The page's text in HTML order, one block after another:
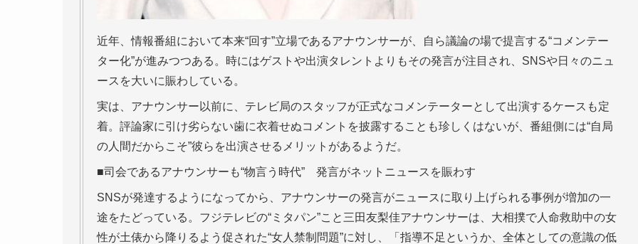
近年、情報番組において本来“回す”立場であるアナウンサーが、自ら議論の場で提言する“コメンテー
ター化”が進みつつある。時にはゲストや出演タレントよりもその発言が注目され、SNSや日々のニュ
ースを大いに賑わしている。
実は、アナウンサー以前に、テレビ局のスタッフが正式なコメンテーターとして出演するケースも定
着。評論家に引け劣らない歯に衣着せぬコメントを披露することも珍しくはないが、番組側には“自局
の人間だからこそ”彼らを出演させるメリットがあるようだ。
■司会であるアナウンサーも“物言う時代” 発言がネットニュースを賑わす
SNSが発達するようになってから、アナウンサーの発言がニュースに取り上げられる事例が増加の一
途をたどっている。フジテレビの“ミタパン”こと三田友梨佳アナウンサーは、大相撲で人命救助中の女
性が土俵から降りるよう促された“女人禁制問題”に対し、「指導不足というか、全体としての意識の低